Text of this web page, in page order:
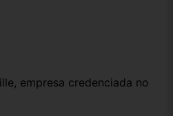
empresa credenciada no